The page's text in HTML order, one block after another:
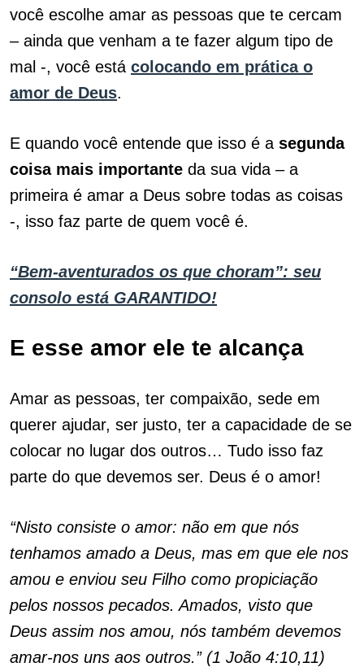
você escolhe amar as pessoas que te cercam
– ainda que venham a te fazer algum tipo de
mal -, você está colocando em prática o
amor de Deus.
E quando você entende que isso é a segunda
coisa mais importante da sua vida – a
primeira é amar a Deus sobre todas as coisas
-, isso faz parte de quem você é.
“Bem-aventurados os que choram”: seu
consolo está GARANTIDO!
E esse amor ele te alcança
Amar as pessoas, ter compaixão, sede em
querer ajudar, ser justo, ter a capacidade de se
colocar no lugar dos outros… Tudo isso faz
parte do que devemos ser. Deus é o amor!
“Nisto consiste o amor: não em que nós
tenhamos amado a Deus, mas em que ele nos
amou e enviou seu Filho como propiciação
pelos nossos pecados. Amados, visto que
Deus assim nos amou, nós também devemos
amar-nos uns aos outros.” (1 João 4:10,11)